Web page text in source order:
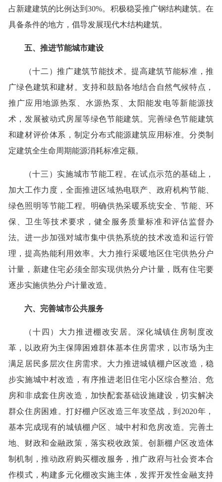
占新建建筑的比例达到30%。积极稳妥推广钢结构建筑。在
具备条件的地方，倡导发展现代木结构建筑。
五、推进节能城市建设
（十二）推广建筑节能技术。提高建筑节能标准，推
广绿色建筑和建材。支持和鼓励各地结合自然气候特点，
推广应用地源热泵、水源热泵、太阳能发电等新能源技
术，发展被动式房屋等绿色节能建筑。完善绿色节能建筑
和建材评价体系，制定分布式能源建筑应用标准。分类制
定建筑全生命周期能源消耗标准定额。
（十三）实施城市节能工程。在试点示范的基础上，
加大工作力度，全面推进区域热电联产、政府机构节能、
绿色照明等节能工程。明确供热采暖系统安全、节能、环
保、卫生等技术要求，健全服务质量标准和评估监督办
法。进一步加强对城市集中供热系统的技术改造和运行管
理，提高热能利用效率。大力推行采暖地区住宅供热分户
计量，新建住宅必须全部实现供热分户计量，既有住宅要
逐步实施供热分户计量改造。
六、完善城市公共服务
（十四）大力推进棚改安居。深化城镇住房制度改
革，以政府为主保障困难群体基本住房需求，以市场为主
满足居民多层次住房需求。大力推进城镇棚户区改造，稳
步实施城中村改造，有序推进老旧住宅小区综合整治、危
房和非成套住房改造，加快配套基础设施建设，切实解决
群众住房困难。打好棚户区改造三年攻坚战，到2020年，
基本完成现有的城镇棚户区、城中村和危房改造。完善土
地、财政和金融政策，落实税收政策。创新棚户区改造体
制机制，推动政府购买棚改服务，推广政府与社会资本合
作模式，构建多元化棚改实施主体，发挥开发性金融支持